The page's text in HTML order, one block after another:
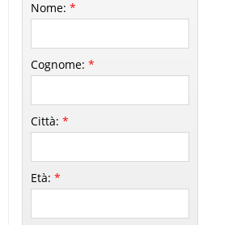
Nome:*
Cognome:*
Città:*
Età:*